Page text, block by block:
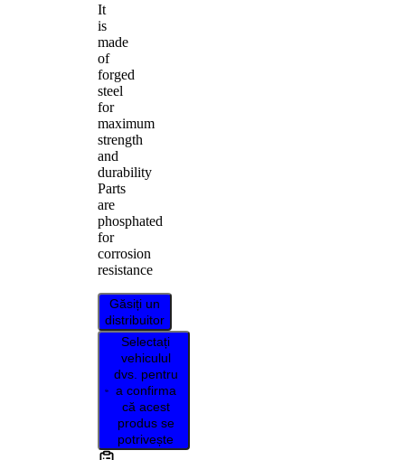
It
is
made
of
forged
steel
for
maximum
strength
and
durability
Parts
are
phosphated
for
corrosion
resistance
Găsiți un
distribuitor
Selectați
vehiculul
dvs. pentru
a confirma
că acest
produs se
potrivește